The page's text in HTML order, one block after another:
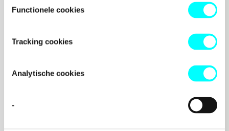
Functionele cookies
Tracking cookies
Analytische cookies
-